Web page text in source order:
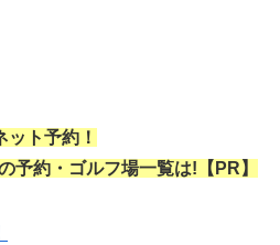
ト予約！
予約・ゴルフ場一覧は!【PR】